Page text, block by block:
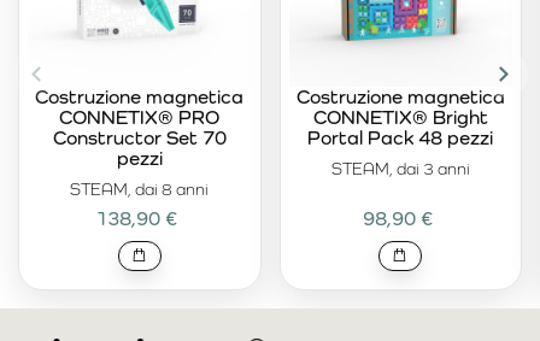
STEAM, dai 8 anni
Costruzione magnetica
CONNETIX® PRO
Constructor Set 70
pezzi
138,90 €
STEAM, dai 3 anni
Costruzione magnetica
CONNETIX® Bright
Portal Pack 48 pezzi
98,90 €